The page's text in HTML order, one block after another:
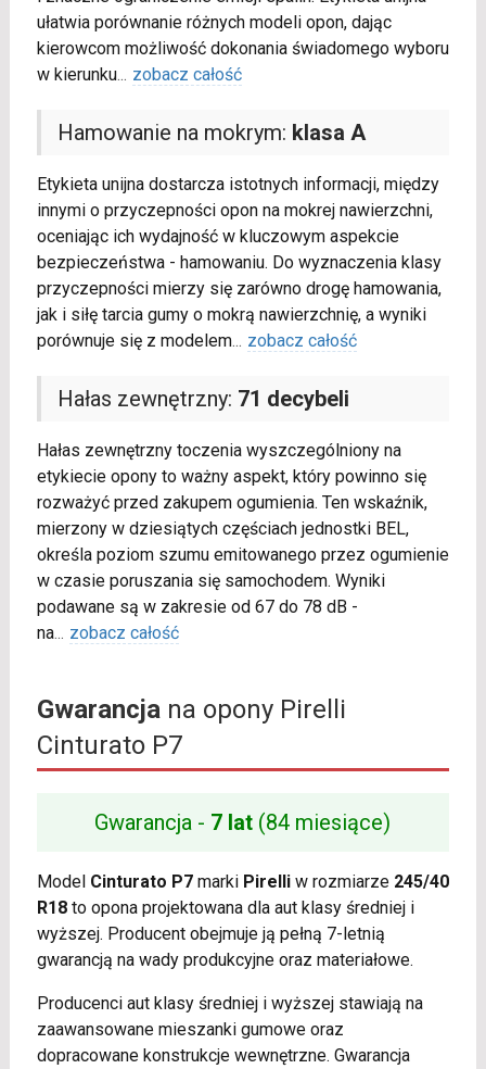
ułatwia porównanie różnych modeli opon, dając
kierowcom możliwość dokonania świadomego wyboru
w kierunku... zobacz całość
Hamowanie na mokrym: klasa A
Etykieta unijna dostarcza istotnych informacji, między
innymi o przyczepności opon na mokrej nawierzchni,
oceniając ich wydajność w kluczowym aspekcie
bezpieczeństwa - hamowaniu. Do wyznaczenia klasy
przyczepności mierzy się zarówno drogę hamowania,
jak i siłę tarcia gumy o mokrą nawierzchnię, a wyniki
porównuje się z modelem... zobacz całość
Hałas zewnętrzny: 71 decybeli
Hałas zewnętrzny toczenia wyszczególniony na
etykiecie opony to ważny aspekt, który powinno się
rozważyć przed zakupem ogumienia. Ten wskaźnik,
mierzony w dziesiątych częściach jednostki BEL,
określa poziom szumu emitowanego przez ogumienie
w czasie poruszania się samochodem. Wyniki
podawane są w zakresie od 67 do 78 dB -
na... zobacz całość
Gwarancjana opony Pirelli
Cinturato P7
Gwarancja - 7 lat (84 miesiące)
Model Cinturato P7marki Pirelliw rozmiarze 245/40
R18to opona projektowana dla aut klasy średniej i
wyższej. Producent obejmuje ją pełną 7-letnią
gwarancją na wady produkcyjne oraz materiałowe.
Producenci aut klasy średniej i wyższej stawiają na
zaawansowane mieszanki gumowe oraz
dopracowane konstrukcje wewnętrzne. Gwarancja